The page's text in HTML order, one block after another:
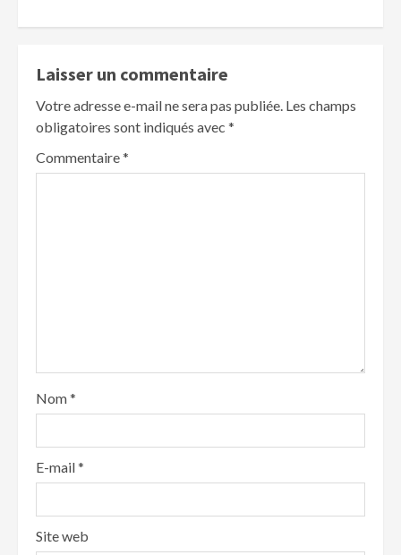
Laisser un commentaire
Votre adresse e-mail ne sera pas publiée. Les champs
obligatoires sont indiqués avec *
Commentaire*
Nom*
E-mail*
Site web